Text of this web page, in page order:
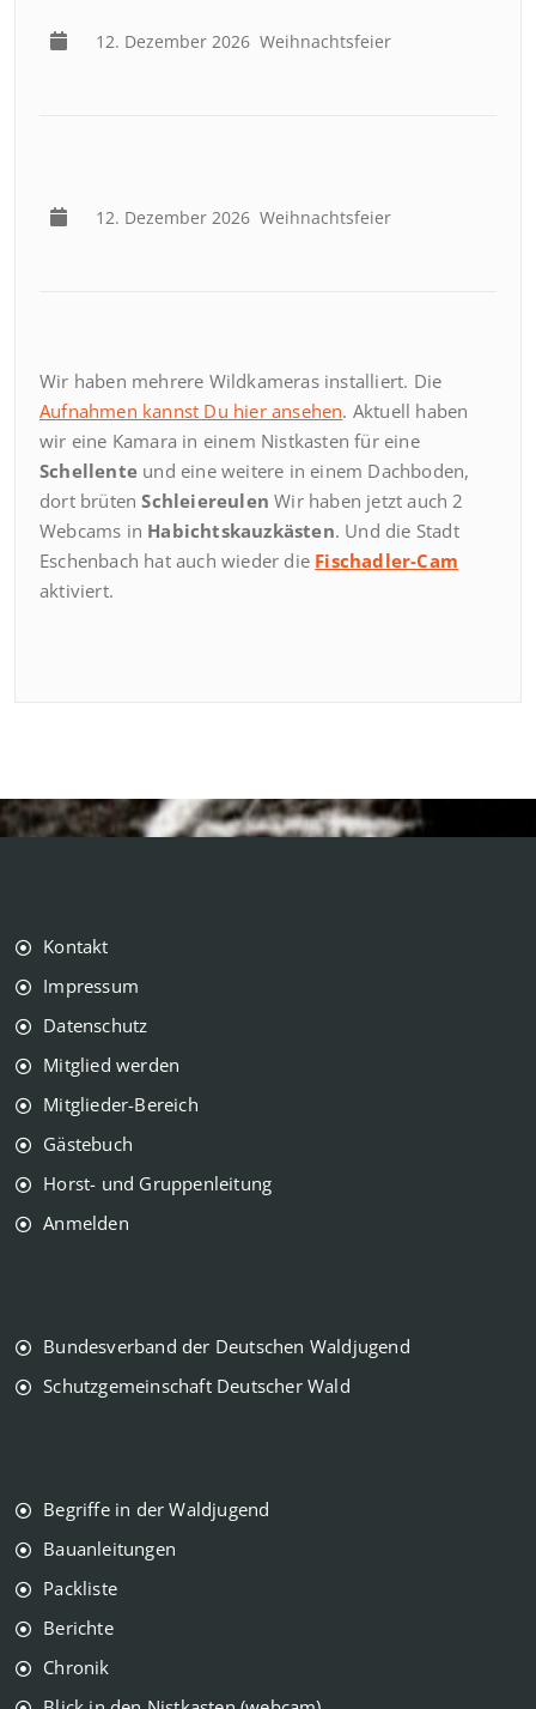
12. Dezember 2026 Weihnachtsfeier
12. Dezember 2026 Weihnachtsfeier
Wir haben mehrere Wildkameras installiert. Die
Aufnahmen kannst Du hier ansehen. Aktuell haben
wir eine Kamara in einem Nistkasten für eine
Schellente und eine weitere in einem Dachboden,
dort brütenSchleiereulen Wir haben jetzt auch 2
Webcams in Habichtskauzkästen. Und die Stadt
Eschenbach hat auch wieder die Fischadler-Cam
aktiviert.
Kontakt
Impressum
Datenschutz
Mitglied werden
Mitglieder-Bereich
Gästebuch
Horst- und Gruppenleitung
Anmelden
Bundesverband der Deutschen Waldjugend
Schutzgemeinschaft Deutscher Wald
Begriffe in der Waldjugend
Bauanleitungen
Packliste
Berichte
Chronik